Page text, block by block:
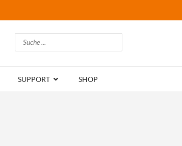
Suchen
SUPPORT SHOP